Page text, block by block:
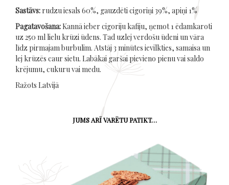
Sastāvs: rudzu iesals 60%, gauzdēti cigoriņi 39%, apiņi 1%
Pagatavošana:Kannā ieber cigoriju kafiju, ņemot 1 ēdamkaroti
uz 250 ml lielu krūzi ūdens. Tad uzlej verdošu ūdeni un vāra
līdz pirmajam burbulim. Atstāj 3 minūtes ievilkties, samaisa un
lej krūzēs caur sietu. Labākai garšai pievieno pienu vai saldo
krējumu, cukuru vai medu.
Ražots Latvijā
JUMS ARĪ VARĒTU PATIKT…